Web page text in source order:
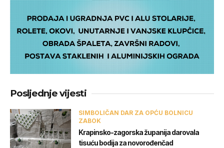
Posljednje vijesti
SIMBOLIČAN DAR ZA OPĆU BOLNICU
ZABOK
Krapinsko-zagorska županija darovala
tisuću bodija za novorođenčad